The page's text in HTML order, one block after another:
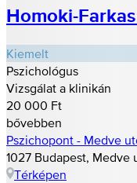
Homoki-
Kiemelt
Pszichológus
Vizsgálat a klinikán
20 000 Ft
bővebben
Pszichopont - Medve
1027 Budapest, Medve
Térképen